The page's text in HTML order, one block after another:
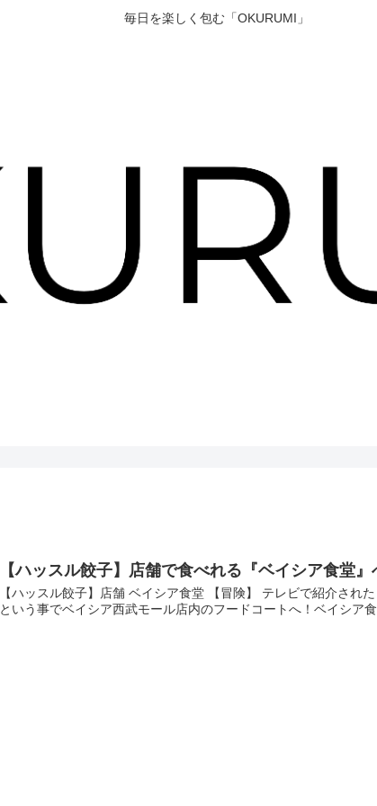
毎日を楽しく包む「OKURUMI」
【ハッスル餃子】店舗で食べれる『ベイシア食堂』
【ハッスル餃子】店舗 ベイシア食堂 【冒険】 テレビで紹介され
という事でベイシア西武モール店内のフードコートへ！ベイシア